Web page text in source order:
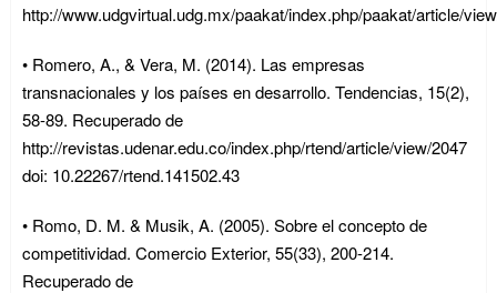
http://www.udgvirtual.udg.mx/paakat/index.php/paakat/article/
• Romero, A., & Vera, M. (2014). Las empresas
transnacionales y los países en desarrollo. Tendencias, 15(2),
58-89. Recuperado de
http://revistas.udenar.edu.co/index.php/rtend/article/view/2047
doi: 10.22267/rtend.141502.43
• Romo, D. M. & Musik, A. (2005). Sobre el concepto de
competitividad. Comercio Exterior, 55(33), 200-214.
Recuperado de